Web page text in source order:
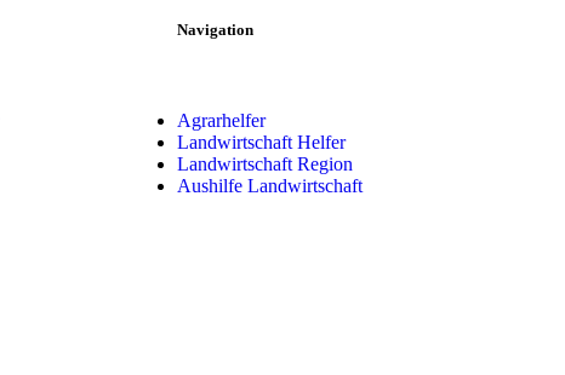
Navigation
Agrarhelfer
Landwirtschaft Helfer
Landwirtschaft Region
Aushilfe Landwirtschaft